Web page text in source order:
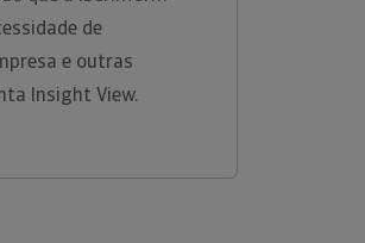
de
e outras
Insight View.